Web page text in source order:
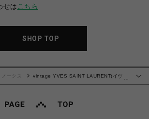
せは こちら
SHOP TOP
ノークス
vintage YVES SAINT LAURENT(イヴ・